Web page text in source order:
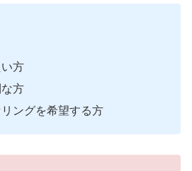
方
方
ングを希望する方